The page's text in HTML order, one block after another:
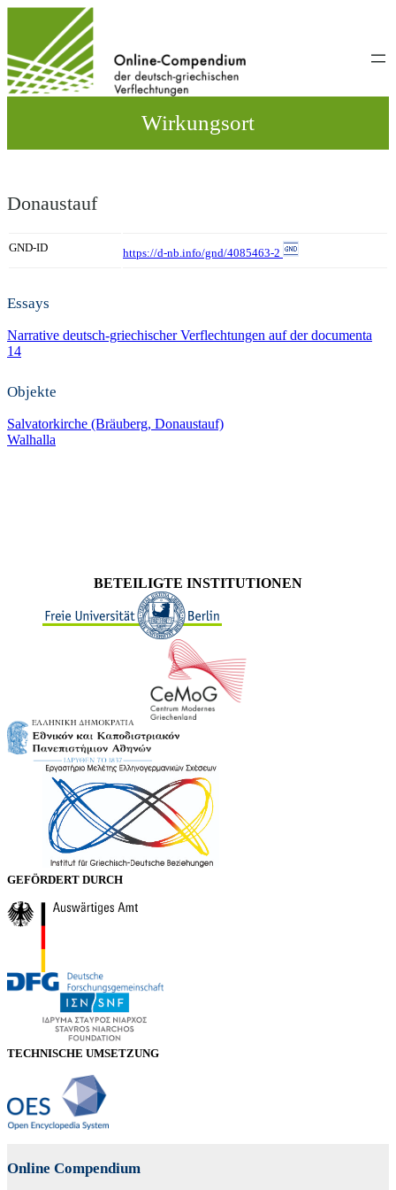
wechseln
Wirkungsort
Donaustauf
GND-ID https://d-nb.info/gnd/4085463-2
Essays
Narrative deutsch-griechischer Verflechtungen auf der documenta
14
Objekte
Salvatorkirche (Bräuberg, Donaustauf)
Walhalla
BETEILIGTE INSTITUTIONEN
GEFÖRDERT DURCH
TECHNISCHE UMSETZUNG
Online Compendium